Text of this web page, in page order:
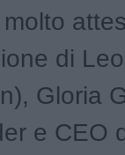
di
Gloria
e CEO